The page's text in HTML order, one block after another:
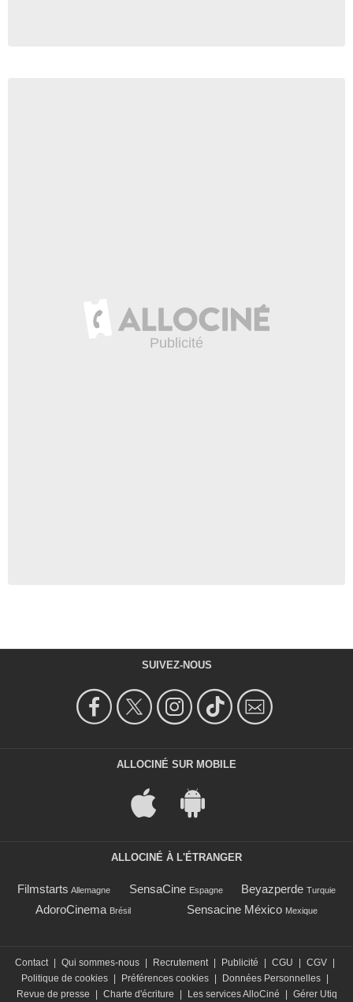
SUIVEZ-NOUS
ALLOCINÉ SUR MOBILE
ALLOCINÉ À L'ÉTRANGER
Filmstarts Allemagne SensaCine Espagne Beyazperde Turquie
AdoroCinema Brésil Sensacine México Mexique
Contact Qui sommes-nous Recrutement Publicité CGU CGV
Politique de cookies
Préférences cookies Données Personnelles
Revue de presse
Charte d'écriture Les services AlloCiné Gérer Utiq